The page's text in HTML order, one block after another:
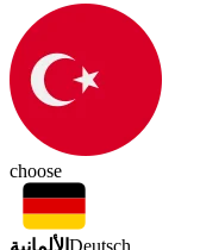
choose
الألمانية Deutsch